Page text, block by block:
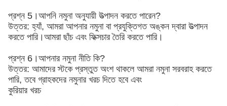
প্রশ্ন 5।আপনি নমুনা অনুযায়ী উত্পাদন করতে পারেন?
উত্তর: হ্যাঁ, আমরা আপনার নমুনা বা প্রযুক্তিগত অঙ্কন দ্বারা উত্পাদন
করতে পারি।আমরা ছাঁচ এবং ফিক্সচার তৈরি করতে পারি।
প্রশ্ন 6।আপনার নমুনা নীতি কি?
উত্তর: আমাদের স্টকে প্রস্তুত অংশ থাকলে আমরা নমুনা সরবরাহ করতে
পারি, তবে গ্রাহকদের নমুনার খরচ দিতে হবে এবং
কুরিয়ার খরচ